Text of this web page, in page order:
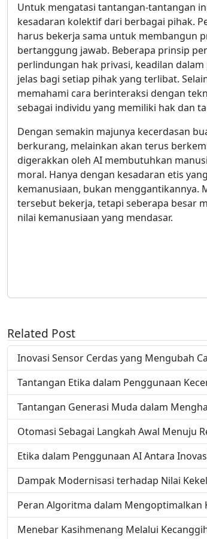
Untuk mengatasi tantangan-tantangan
kesadaran kolektif dari berbagai pihak.
harus bekerja sama untuk membangun
bertanggung jawab. Beberapa prinsip
perlindungan hak privasi, keadilan
jelas bagi setiap pihak yang terlibat.
memahami cara berinteraksi dengan
sebagai individu yang memiliki hak dan
Dengan semakin majunya kecerdasan
berkurang, melainkan akan terus
digerakkan oleh AI membutuhkan
moral. Hanya dengan kesadaran etis
kemanusiaan, bukan menggantikannya.
tersebut bekerja, tetapi seberapa besar
nilai kemanusiaan yang mendasar.
Related Post
Inovasi Sensor Cerdas yang Mengubah
Tantangan Etika dalam Penggunaan
Tantangan Generasi Muda dalam
Otomasi Sebagai Langkah Awal Menuju
Etika dalam Penggunaan AI Antara
Dampak Modernisasi terhadap Nilai
Peran Algoritma dalam Mengoptimalkan
Menebar Kasihmenang Melalui